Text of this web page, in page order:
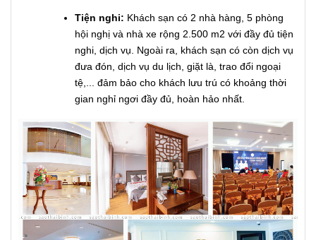
Tiện nghi: Khách sạn có 2 nhà hàng, 5 phòng
hội nghị và nhà xe rộng 2.500 m2 với đầy đủ tiện
nghi, dịch vụ. Ngoài ra, khách sạn có còn dịch vụ
đưa đón, dịch vụ du lịch, giặt là, trao đổi ngoại
tệ,... đảm bảo cho khách lưu trú có khoảng thời
gian nghỉ ngơi đầy đủ, hoàn hảo nhất.